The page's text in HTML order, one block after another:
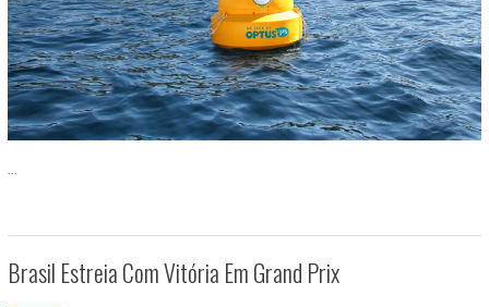
Brasil Estreia Com Vitória Em Grand Prix